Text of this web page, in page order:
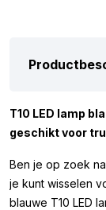
T10 LED lamp
geschikt voor
Ben je op zoek
je kunt wisselen
blauwe T10 LED